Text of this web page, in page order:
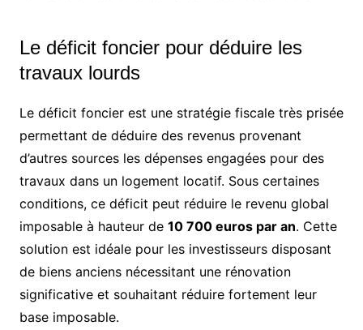
Le déficit foncier pour déduire les
travaux lourds
Le déficit foncier est une stratégie fiscale très prisée
permettant de déduire des revenus provenant
d’autres sources les dépenses engagées pour des
travaux dans un logement locatif. Sous certaines
conditions, ce déficit peut réduire le revenu global
imposable à hauteur de 10 700 euros par an. Cette
solution est idéale pour les investisseurs disposant
de biens anciens nécessitant une rénovation
significative et souhaitant réduire fortement leur
base imposable.